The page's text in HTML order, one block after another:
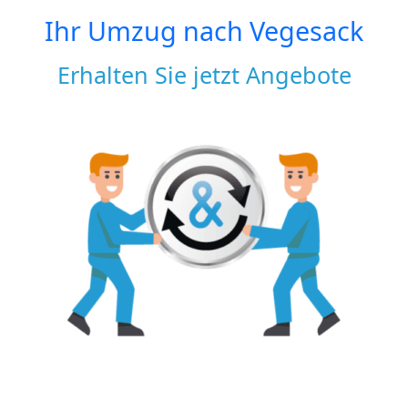
Ihr Umzug nach Vegesack
Erhalten Sie jetzt Angebote